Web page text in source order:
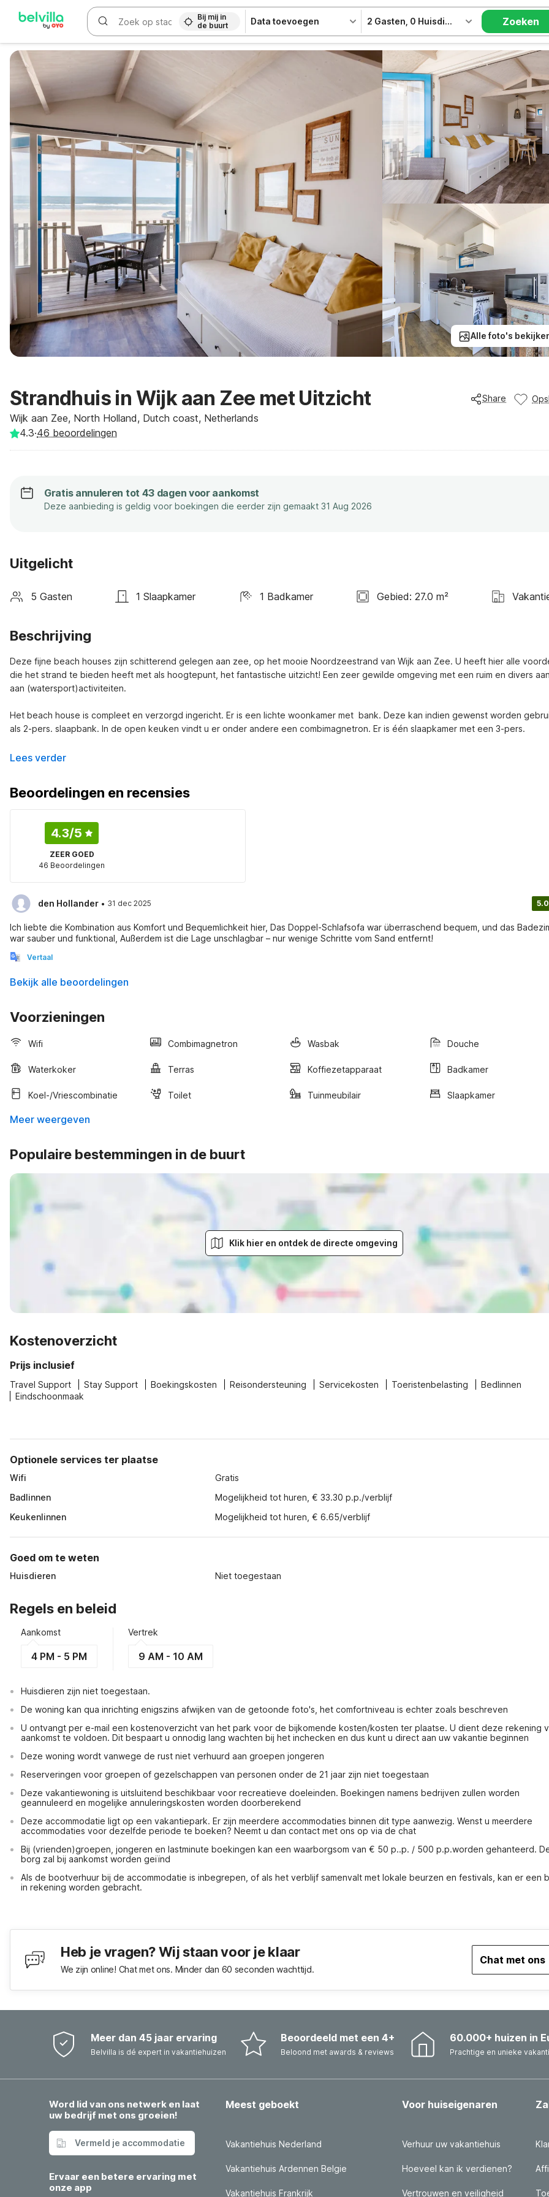
WIZARD MEMBER
Bij mij in
de buurt
Data toevoegen 2 Gasten 0 Huisdieren Zoeken
Alle foto's
Strandhuis in Wijk aan Zee met Uitzicht
Wijk aan Zee, North Holland, Dutch coast, Netherlands
Share
4.3·46 beoordelingen
Gratis annuleren tot 43 dagen voor aankomst
Deze aanbieding is geldig voor boekingen die eerder zijn gemaakt 31 Aug 2026
Uitgelicht
5 Gasten 1 Slaapkamer 1 Badkamer Gebied: 27.0 m²
Beschrijving
Deze fijne beach houses zijn schitterend gelegen aan zee, op het mooie Noordzeestrand van Wijk aan Zee. U heeft hier alle
die het strand te bieden heeft met als hoogtepunt, het fantastische uitzicht! Een zeer gewilde omgeving met een ruim en divers
aan (watersport)activiteiten.
Het beach house is compleet en verzorgd ingericht. Er is een lichte woonkamer met  bank. Deze kan indien gewenst worden
als 2-pers. slaapbank. In de open keuken vindt u er onder andere een combimagnetron. Er is één slaapkamer met een 3-pers.
Lees verder
Beoordelingen en recensies
4.3/5
ZEER GOED
46 Beoordelingen
den Hollander · 31 dec 2025 5.0
Ich liebte die Kombination aus Komfort und Bequemlichkeit hier, Das Doppel-Schlafsofa war überraschend bequem, und das
war sauber und funktional, Außerdem ist die Lage unschlagbar – nur wenige Schritte vom Sand entfernt!
Vertaal
Bekijk alle beoordelingen
Voorzieningen
Wifi Combimagnetron Wasbak Douche
Waterkoker Terras Koffiezetapparaat Badkamer
Koel-/vriescombinatie Toilet Tuinmeubilair Slaapkamer
Meer weergeven
Populaire bestemmingen in de buurt
Klik hier en ontdek de directe omgeving
Kostenoverzicht
Prijs inclusief
Travel Support Stay Support Boekingskosten Reisondersteuning Servicekosten Toeristenbelasting
Bedlinnen
Eindschoonmaak
Optionele services ter plaatse
Wifi
Gratis
Badlinnen
Mogelijkheid tot huren, € 33.30 p.p./verblijf
Keukenlinnen
Mogelijkheid tot huren, € 6.65/verblijf
Goed om te weten
Huisdieren Niet toegestaan
Regels en beleid
Aankomst
4 PM - 5 PM
Vertrek
9 AM - 10 AM
Huisdieren zijn niet toegestaan.
De woning kan qua inrichting enigszins afwijken van de getoonde foto's, het comfortniveau is echter zoals beschreven
U ontvangt per e-mail een kostenoverzicht van het park voor de bijkomende kosten/kosten ter plaatse. U dient deze rekening
aankomst te voldoen. Dit bespaart u onnodig lang wachten bij het inchecken en dus kunt u direct aan uw vakantie beginnen
Deze woning wordt vanwege de rust niet verhuurd aan groepen jongeren
Reserveringen voor groepen of gezelschappen van personen onder de 21 jaar zijn niet toegestaan
Deze vakantiewoning is uitsluitend beschikbaar voor recreatieve doeleinden. Boekingen namens bedrijven zullen worden
geannuleerd en mogelijke annuleringskosten worden doorberekend
Deze accommodatie ligt op een vakantiepark. Er zijn meerdere accommodaties binnen dit type aanwezig. Wenst u meerdere
accommodaties voor dezelfde periode te boeken? Neemt u dan contact met ons op via de chat
Bij (vrienden)groepen, jongeren en lastminute boekingen kan een waarborgsom van € 50 p..p. / 500 p.p.worden gehanteerd.
borg zal bij aankomst worden geiïnd
Als de bootverhuur bij de accommodatie is inbegrepen, of als het verblijf samenvalt met lokale beurzen en festivals, kan er een
in rekening worden gebracht.
Heb je vragen? Wij staan voor je klaar
We zijn online! Chat met ons. Minder dan 60 seconden wachttijd.
Chat met ons
Meer dan 45 jaar ervaring
Belvilla is dé expert in vakantiehuizen
Beoordeeld met een 4+
Beloond met awards & reviews
60.000+ huizen in
Prachtige en unieke
Word lid van ons netwerk en laat
uw bedrijf met ons groeien!
Vermeld je accommodatie
Ervaar een betere ervaring met
onze app
Meest geboekt
Vakantiehuis Nederland
Vakantiehuis Ardennen Belgie
Vakantiehuis Frankrijk
Voor huiseigenaren
Verhuur uw vakantiehuis
Hoeveel kan ik verdienen?
Vertrouwen en veiligheid